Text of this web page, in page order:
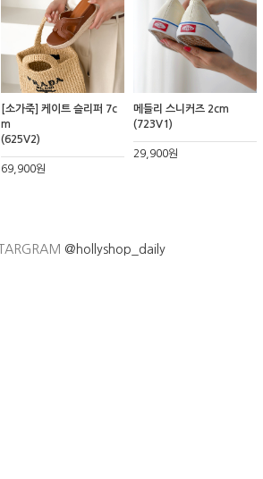
[소가죽] 케이트 슬리퍼 7c
m
(625V2)
69,900원
메들리 스니커즈 2cm
(723V1)
29,900원
@hollyshop_daily